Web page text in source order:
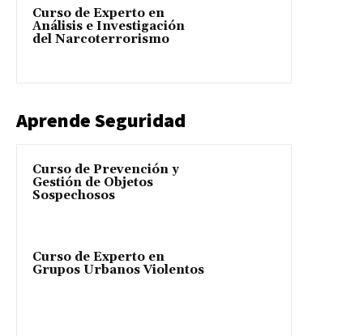
Curso de Experto en
Análisis e Investigación
del Narcoterrorismo
Aprende Seguridad
Curso de Prevención y
Gestión de Objetos
Sospechosos
Curso de Experto en
Grupos Urbanos Violentos